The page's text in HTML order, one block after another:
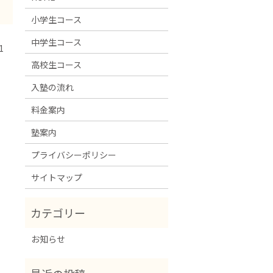
小学生コース
中学生コース
高校生コース
入塾の流れ
料金案内
塾案内
プライバシーポリシー
サイトマップ
お知らせ